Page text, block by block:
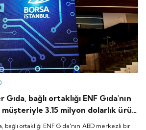
bağlı ortaklığı ENF Gıda'nın
3.15 milyon dolarlık ürün
duyurdu.
bağlı ortaklığı ENF Gıda'nın ABD merkezli bir